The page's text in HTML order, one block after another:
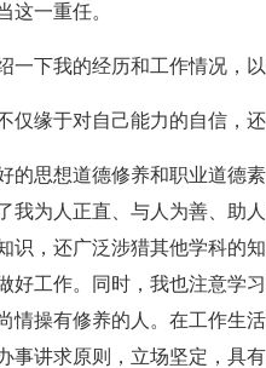
这一重任。
一下我的经历和工作情况，
仅缘于对自己能力的自信，
的思想道德修养和职业道德
我为人正直、与人为善、助
识，还广泛涉猎其他学科的
好工作。同时，我也注意学
情操有修养的人。在工作生
事讲求原则，立场坚定，具